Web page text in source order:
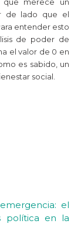
que merece un
de lado que el
entender esto
de poder de
el valor de 0 en
es sabido, un
social.
el
política en la